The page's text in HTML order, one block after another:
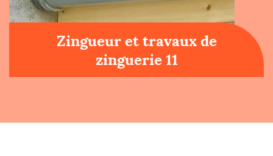
Zingueur et travaux de
zinguerie 11